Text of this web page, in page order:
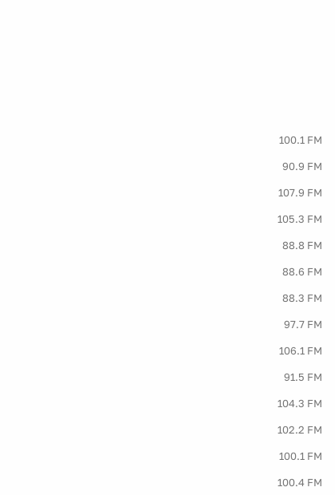
100.1 FM
90.9 FM
107.9 FM
105.3 FM
88.8 FM
88.6 FM
88.3 FM
97.7 FM
106.1 FM
91.5 FM
104.3 FM
102.2 FM
100.1 FM
100.4 FM